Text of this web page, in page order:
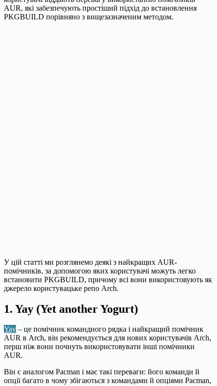
AUR, які забезпечують простіший підхід до встановлення
PKGBUILD порівняно з вищезазначеним методом.
У цій статті ми розглянемо деякі з найкращих AUR-
помічників, за допомогою яких користувачі можуть легко
встановити PKGBUILD, причому всі вони використовують як
джерело користувацьке репо Arch.
1. Yay (Yet another Yogurt)
Yay – це помічник командного рядка і найкращий помічник
AUR в Arch, він рекомендується для нових користувачів Arch,
перш ніж вони почнуть використовувати інші помічники
AUR.
Він є аналогом Pacman і має такі переваги: його команди й
опції багато в чому збігаються з командами й опціями Pacman,